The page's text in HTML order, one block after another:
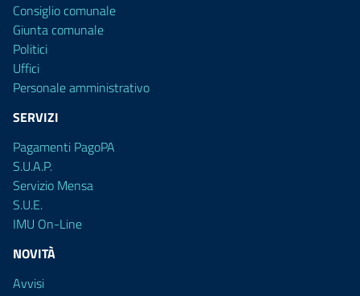
Consiglio comunale
Giunta comunale
Politici
Uffici
Personale amministrativo
SERVIZI
Pagamenti PagoPA
S.U.A.P.
Servizio Mensa
S.U.E.
IMU On-Line
NOVITÀ
Avvisi